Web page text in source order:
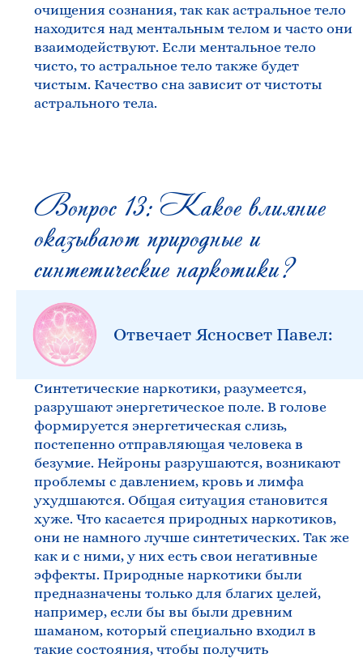
очищения сознания, так как астральное тело
находится над ментальным телом и часто они
взаимодействуют. Если ментальное тело
чисто, то астральное тело также будет
чистым. Качество сна зависит от чистоты
астрального тела.
Вопрос 13: Какое влияние
оказывают природные и
синтетические наркотики?
Отвечает Ясносвет Павел:
Синтетические наркотики, разумеется,
разрушают энергетическое поле. В голове
формируется энергетическая слизь,
постепенно отправляющая человека в
безумие. Нейроны разрушаются, возникают
проблемы с давлением, кровь и лимфа
ухудшаются. Общая ситуация становится
хуже. Что касается природных наркотиков,
они не намного лучше синтетических. Так же
как и с ними, у них есть свои негативные
эффекты. Природные наркотики были
предназначены только для благих целей,
например, если бы вы были древним
шаманом, который специально входил в
такие состояния, чтобы получить